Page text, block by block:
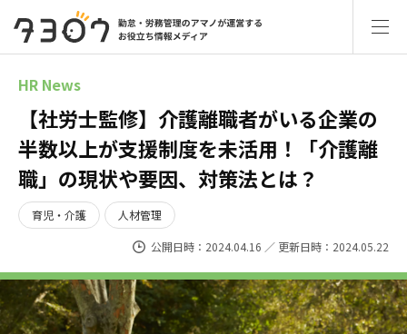
HR News
【社労士監修】介護離職者がいる企業の
半数以上が支援制度を未活用！「介護離
職」の現状や要因、対策法とは？
育児・介護 人材管理
公開日時：2024.04.16 ／ 更新日時：2024.05.22